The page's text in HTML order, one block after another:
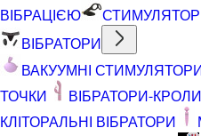
ВІБРАЦІЄЮ
ВІБРАТОРИ
ВАКУУМНІ
ТОЧКИ
ВІБРАТОРИ-
КЛІТОРАЛЬНІ ВІБРАТОРИ